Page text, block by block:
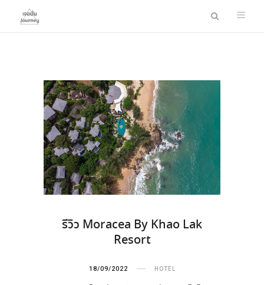
รีวิว Moracea By Khao Lak
Resort
18/09/2022 HOTEL